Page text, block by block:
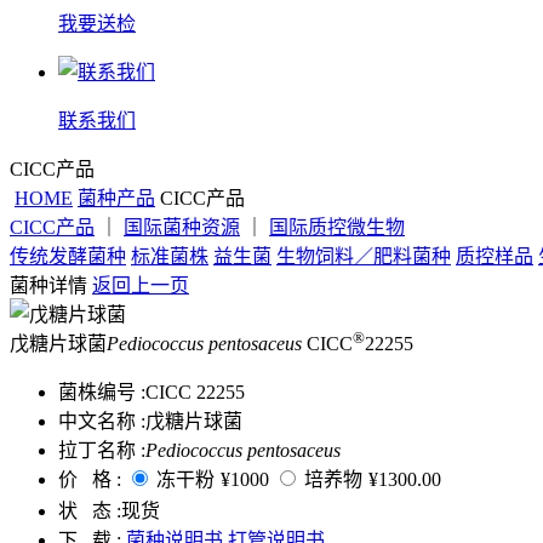
我要送检
联系我们
CICC产品
HOME 菌种产品 CICC产品
CICC产品
国际菌种资源
国际质控微生物
传统发酵菌种 标准菌株 益生菌 生物饲料／肥料菌种 质控样品
菌种详情 返回上一页
戊糖片球菌Pediococcus pentosaceus CICC®22255
菌株编号 :CICC 22255
中文名称 :戊糖片球菌
拉丁名称 :Pediococcus pentosaceus
价 格 :
冻干粉 ¥1000 培养物 ¥1300.00
状 态 :现货